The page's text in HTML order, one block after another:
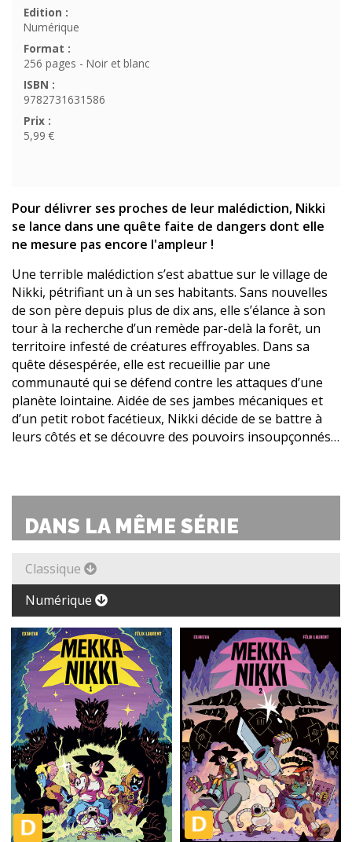
Edition :
Numérique
Format :
256 pages - Noir et blanc
ISBN :
9782731631586
Prix :
5,99 €
Pour délivrer ses proches de leur malédiction, Nikki
se lance dans une quête faite de dangers dont elle
ne mesure pas encore l'ampleur !
Une terrible malédiction s’est abattue sur le village de
Nikki, pétrifiant un à un ses habitants. Sans nouvelles
de son père depuis plus de dix ans, elle s’élance à son
tour à la recherche d’un remède par-delà la forêt, un
territoire infesté de créatures effroyables. Dans sa
quête désespérée, elle est recueillie par une
communauté qui se défend contre les attaques d’une
planète lointaine. Aidée de ses jambes mécaniques et
d’un petit robot facétieux, Nikki décide de se battre à
leurs côtés et se découvre des pouvoirs insoupçonnés…
DANS LA MÊME SÉRIE
Classique
Numérique